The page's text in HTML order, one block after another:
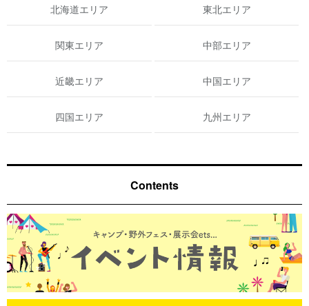
北海道エリア 東北エリア
関東エリア 中部エリア
近畿エリア 中国エリア
四国エリア 九州エリア
Contents